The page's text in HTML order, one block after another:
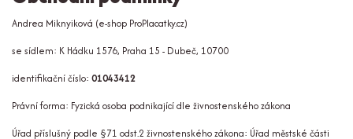
Andrea Miknyiková (e-shop ProPlacatky.cz)
se sídlem: K Hádku 1576, Praha 15 - Dubeč, 10700
identifikační číslo: 01043412
Právní forma: Fyzická osoba podnikající dle živnostenského zákona
Úřad příslušný podle §71 odst.2 živnostenského zákona: Úřad městské části